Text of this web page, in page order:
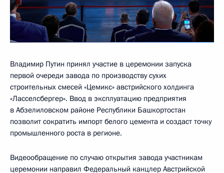
Владимир Путин принял участие в церемонии запуска
первой очереди завода по производству сухих
строительных смесей «Цемикс» австрийского холдинга
«Ласселсбергер». Ввод в эксплуатацию предприятия
в Абзелиловском районе Республики Башкортостан
позволит сократить импорт белого цемента и создаст точку
промышленного роста в регионе.
Видеообращение по случаю открытия завода участникам
церемонии направил Федеральный канцлер Австрийской